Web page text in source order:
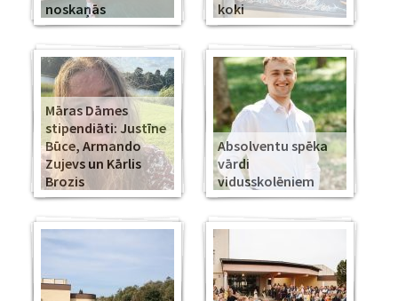
noskaņās
koki
Māras Dāmes
stipendiāti: Justīne
Būce, Armando
Zujevs un Kārlis
Brozis
Absolventu spēka
vārdi
vidusskolēniem